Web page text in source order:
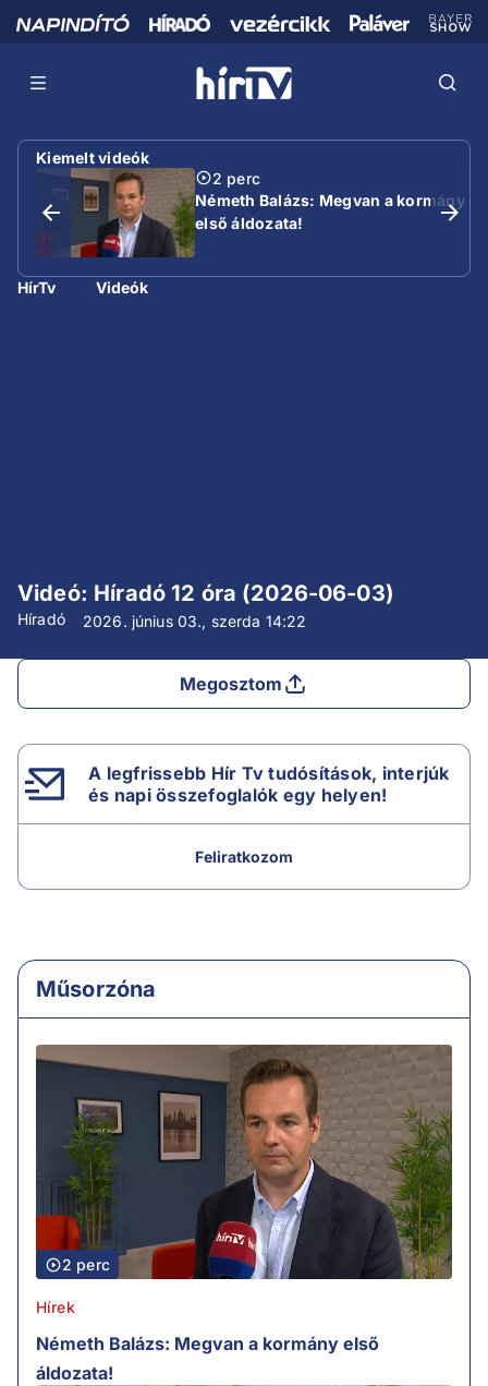
Kiemelt videók
2 perc
Németh Balázs: Megvan a kormány
első áldozata!
HírTv Videók
Videó: Híradó 12 óra (2026-06-03)
Híradó 2026. június 03., szerda 14:22
Megosztom
A legfrissebb Hír Tv tudósítások, interjúk
és napi összefoglalók egy helyen!
Feliratkozom
Műsorzóna
2 perc
Hírek
Németh Balázs: Megvan a kormány első
áldozata!